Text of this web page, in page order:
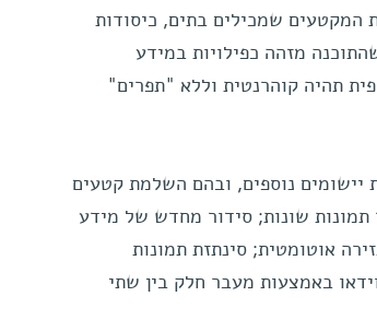
המקטעים שמכילים בתים, כיסודות
מזהה כפילויות במידע
תהיה קוהרנטית וללא "תפרים"
יישומים נוספים, ובהם השלמת קטעים
תמונות שונות; סידור מחדש של מידע
אוטומטית; סינתזת תמונות
באמצעות מעבר חלק בין שתי